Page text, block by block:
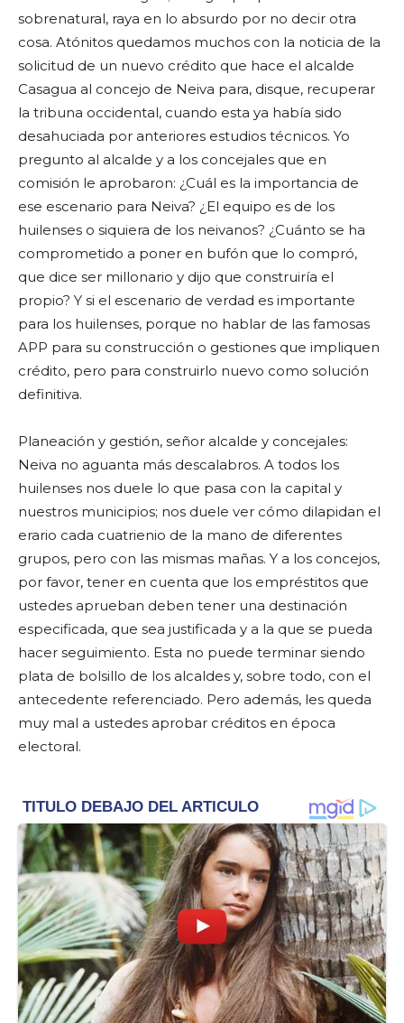
sobrenatural, raya en lo absurdo por no decir otra
cosa. Atónitos quedamos muchos con la noticia de la
solicitud de un nuevo crédito que hace el alcalde
Casagua al concejo de Neiva para, disque, recuperar
la tribuna occidental, cuando esta ya había sido
desahuciada por anteriores estudios técnicos. Yo
pregunto al alcalde y a los concejales que en
comisión le aprobaron: ¿Cuál es la importancia de
ese escenario para Neiva? ¿El equipo es de los
huilenses o siquiera de los neivanos? ¿Cuánto se ha
comprometido a poner en bufón que lo compró,
que dice ser millonario y dijo que construiría el
propio? Y si el escenario de verdad es importante
para los huilenses, porque no hablar de las famosas
APP para su construcción o gestiones que impliquen
crédito, pero para construirlo nuevo como solución
definitiva.
Planeación y gestión, señor alcalde y concejales:
Neiva no aguanta más descalabros. A todos los
huilenses nos duele lo que pasa con la capital y
nuestros municipios; nos duele ver cómo dilapidan el
erario cada cuatrienio de la mano de diferentes
grupos, pero con las mismas mañas. Y a los concejos,
por favor, tener en cuenta que los empréstitos que
ustedes aprueban deben tener una destinación
especificada, que sea justificada y a la que se pueda
hacer seguimiento. Esta no puede terminar siendo
plata de bolsillo de los alcaldes y, sobre todo, con el
antecedente referenciado. Pero además, les queda
muy mal a ustedes aprobar créditos en época
electoral.